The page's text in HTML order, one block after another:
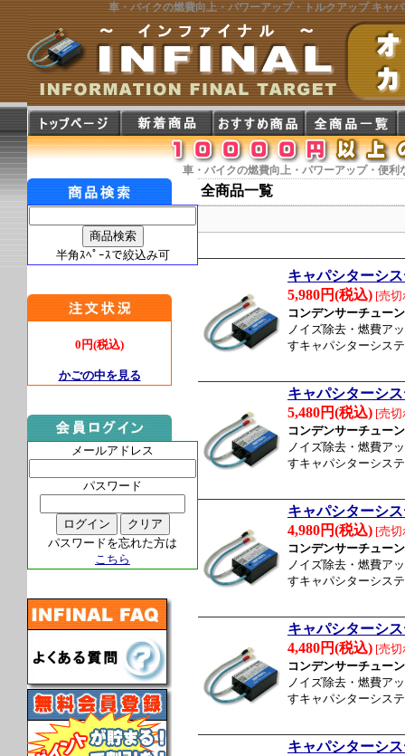
車・バイクの燃費向上・パワーアップ・トルクアップ キ
車・バイクの燃費向上・パワーアップ・便
半角ｽﾍﾟｰｽで絞込み可
0円(税込)
かごの中を見る
メールアドレス
パスワード
パスワードを忘れた方は
こちら
全商品一覧
キャパシターシ
5,980円(税込) [売切
コンデンサーチューン
ノイズ除去・燃費ア
すキャパシターシス
キャパシターシ
5,480円(税込) [売切
コンデンサーチューン
ノイズ除去・燃費ア
すキャパシターシス
キャパシターシ
4,980円(税込) [売切
コンデンサーチューン
ノイズ除去・燃費ア
すキャパシターシス
キャパシターシ
4,480円(税込) [売切
コンデンサーチューン
ノイズ除去・燃費ア
すキャパシターシス
キャパシターシ